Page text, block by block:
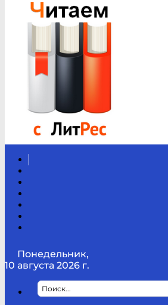
Понедельник,
10 августа 2026 г.